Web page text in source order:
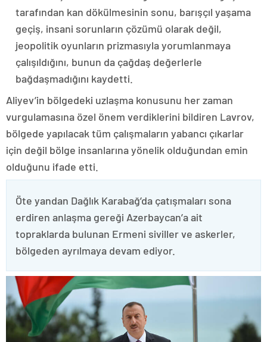
tarafından kan dökülmesinin sonu, barışçıl yaşama
geçiş, insani sorunların çözümü olarak değil,
jeopolitik oyunların prizmasıyla yorumlanmaya
çalışıldığını, bunun da çağdaş değerlerle
bağdaşmadığını kaydetti.
Aliyev’in bölgedeki uzlaşma konusunu her zaman
vurgulamasına özel önem verdiklerini bildiren Lavrov,
bölgede yapılacak tüm çalışmaların yabancı çıkarlar
için değil bölge insanlarına yönelik olduğundan emin
olduğunu ifade etti.
Öte yandan Dağlık Karabağ’da çatışmaları sona
erdiren anlaşma gereği Azerbaycan’a ait
topraklarda bulunan Ermeni siviller ve askerler,
bölgeden ayrılmaya devam ediyor.